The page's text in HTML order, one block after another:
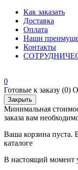
Как заказать
Доставка
Оплата
Наши
Контакты
0
Готовые к заказу (0)
Закрыть
Минимальная
заказа вам
Ваша корзина пуста.
каталоге
В настоящий момент